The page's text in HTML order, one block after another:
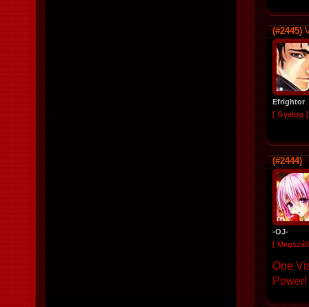
(#2445)
Efrightor
[ Gyalog ]
(#2444)
-OJ-
[
One
Power!